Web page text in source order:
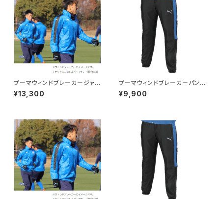
プーマウィンドブレーカージャケ
ット【大人S～4XL】※受注生産
（納期約2か月）
¥13,300
プーマウィンドブレーカーパンツ
【大人S～4XL】※受注生産（納
期約2か月）
¥9,900